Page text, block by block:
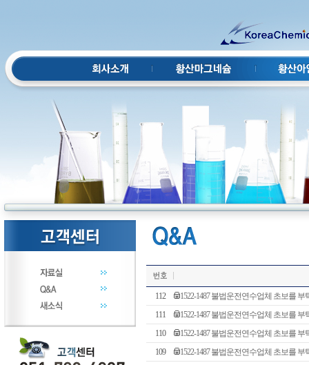
112
1522-1487 불법운전연수업체 초보를
111
1522-1487 불법운전연수업체 초보를
110
1522-1487 불법운전연수업체 초보를
109
1522-1487 불법운전연수업체 초보를